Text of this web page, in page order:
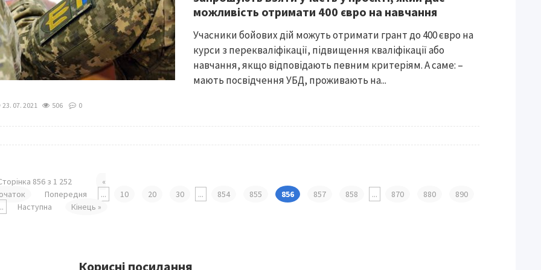
можливість отримати 400 євро на навчання
Учасники бойових дій можуть отримати грант до 400 євро на
курси з перекваліфікації, підвищення кваліфікації або
навчання, якщо відповідають певним критеріям. А саме: –
мають посвідчення УБД, проживають на...
23. 07. 2021 506 0
856 з 1 252
«
Попередня ... 10 20 30 ... 854 855 856 857 858 ... 870 880
890
Наступна Кінець »
Корисні посилання